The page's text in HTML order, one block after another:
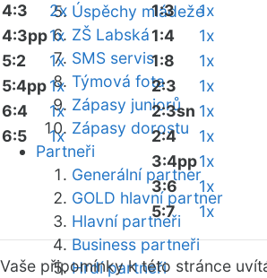
Úspěchy mládeže
ZŠ Labská
SMS servis
Týmová fota
Zápasy juniorů
Zápasy dorostu
Partneři
Generální partner
GOLD hlavní partner
Hlavní partneři
Business partneři
Hrdí partneři
4:3
2x
4:3pp1x
5:2
1x
5:4pp1x
6:4
1x
6:5
1x
1:3
1x
1:4
1x
1:8
1x
2:3
1x
2:3sn 1x
2:4
1x
3:4pp1x
3:6
1x
5:7
1x
Vaše připomínky k této stránce